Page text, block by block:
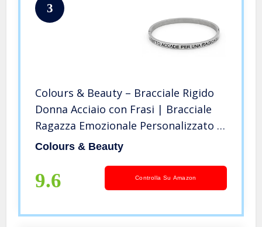
3
Colours & Beauty – Bracciale Rigido
Donna Acciaio con Frasi | Bracciale
Ragazza Emozionale Personalizzato |
Bracciali Con Scritta Amore Canzoni |
Bracciali Fidanzati
Colours & Beauty
9.6 Controlla Su Amazon